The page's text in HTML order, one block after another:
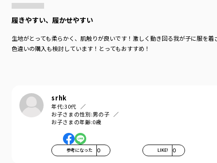
履きやすい、履かせやすい
生地がとっても柔らかく、肌触りが良いです！激しく動き回る我が子に服を
色違いの購入も検討しています！とってもおすすめ！
srhk
年代:30代
お子さまの性別:男の子
お子さまの年齢:0歳
参考になった 0 LIKE! 0